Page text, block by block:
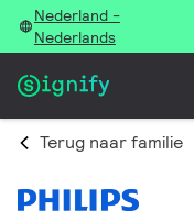
Nederland -
Nederlands
Terug naar familie